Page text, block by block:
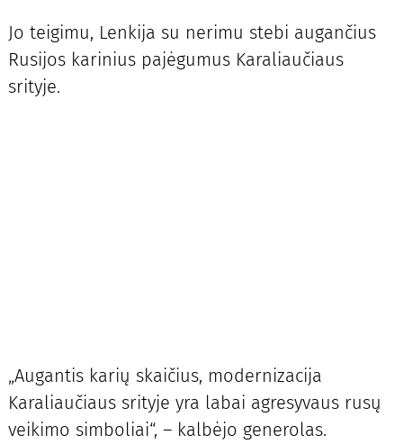
Jo teigimu, Lenkija su nerimu stebi augančius
Rusijos karinius pajėgumus Karaliaučiaus
srityje.
„Augantis karių skaičius, modernizacija
Karaliaučiaus srityje yra labai agresyvaus rusų
veikimo simboliai“, – kalbėjo generolas.